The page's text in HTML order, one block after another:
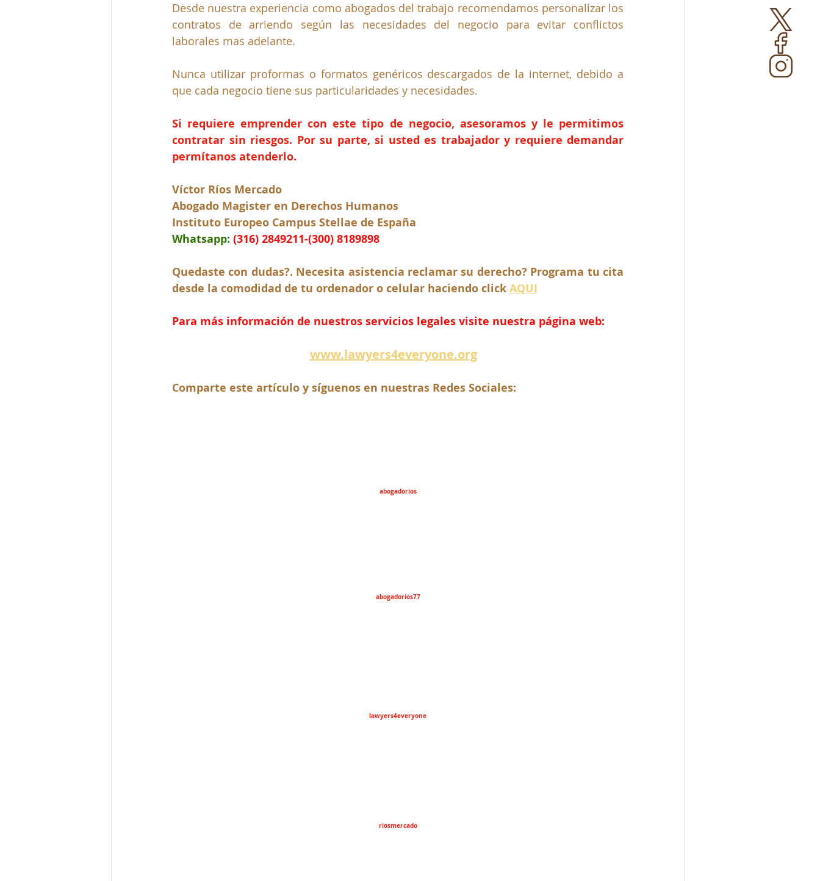
Desde nuestra experiencia como abogados del trabajo recomendamos personalizar los
contratos de arriendo según las necesidades del negocio para evitar conflictos
laborales mas adelante.
Nunca utilizar proformas o formatos genéricos descargados de la internet, debido a
que cada negocio tiene sus particularidades y necesidades.
Si requiere emprender con este tipo de negocio, asesoramos y le permitimos
contratar sin riesgos. Por su parte, si usted es trabajador y requiere demandar
permítanos atenderlo.
Víctor Ríos Mercado
Abogado Magister en Derechos Humanos
Instituto Europeo Campus Stellae de España
Whatsapp: (316) 2849211-(300) 8189898
Quedaste con dudas?. Necesita asistencia reclamar su derecho? Programa tu cita
desde la comodidad de tu ordenador o celular haciendo click AQUI
Para más información de nuestros servicios legales visite nuestra página web:
www.lawyers4everyone.org
Comparte este artículo y síguenos en nuestras Redes Sociales:
abogadorios
abogadorios77
lawyers4everyone
riosmercado